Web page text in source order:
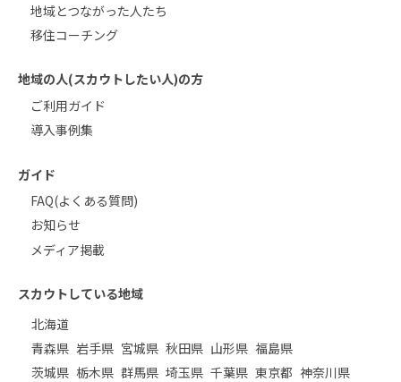
地域とつながった人たち
移住コーチング
地域の人(スカウトしたい人)の方
ご利用ガイド
導入事例集
ガイド
FAQ(よくある質問)
お知らせ
メディア掲載
スカウトしている地域
北海道
青森県 岩手県 宮城県 秋田県 山形県 福島県
茨城県 栃木県 群馬県 埼玉県 千葉県 東京都 神奈川県